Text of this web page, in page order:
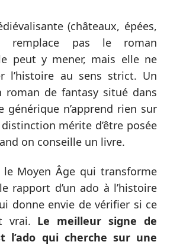
(châteaux, épées,
remplace pas le roman
peut y mener, mais elle ne
l’histoire au sens strict. Un
de fantasy situé dans
générique n’apprend rien sur
mérite d’être posée
on conseille un livre.
Moyen Âge qui transforme
rapport d’un ado à l’histoire
donne envie de vérifier si ce
vrai. Le meilleur signe de
l’ado qui cherche sur une